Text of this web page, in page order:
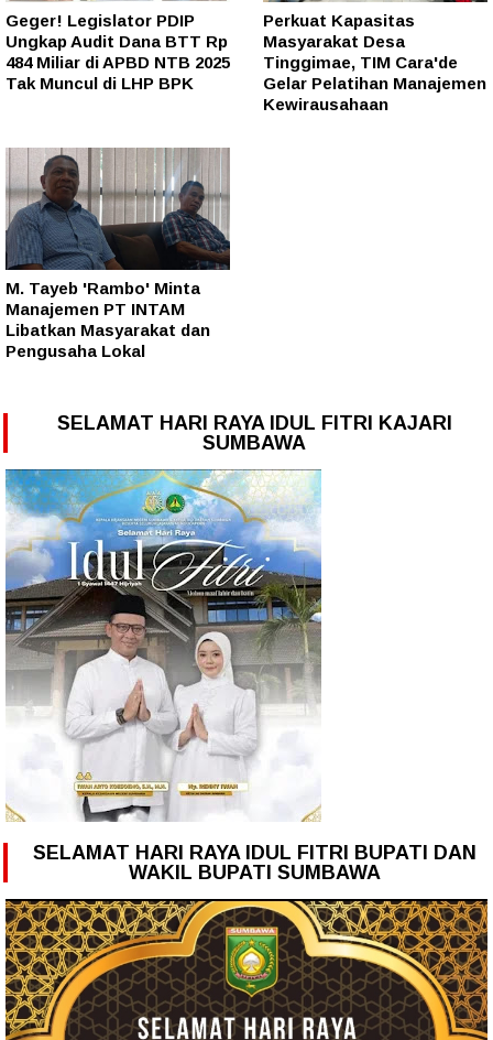
Geger! Legislator PDIP
Ungkap Audit Dana BTT Rp
484 Miliar di APBD NTB 2025
Tak Muncul di LHP BPK
Perkuat Kapasitas
Masyarakat Desa
Tinggimae, TIM Cara'de
Gelar Pelatihan Manajemen
Kewirausahaan
M. Tayeb 'Rambo' Minta
Manajemen PT INTAM
Libatkan Masyarakat dan
Pengusaha Lokal
SELAMAT HARI RAYA IDUL FITRI KAJARI
SUMBAWA
SELAMAT HARI RAYA IDUL FITRI BUPATI DAN
WAKIL BUPATI SUMBAWA